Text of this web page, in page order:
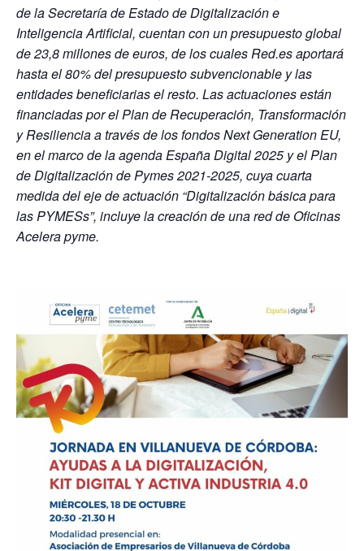
de la Secretaría de Estado de Digitalización e
Inteligencia Artificial, cuentan con un presupuesto global
de 23,8 millones de euros, de los cuales Red.es aportará
hasta el 80% del presupuesto subvencionable y las
entidades beneficiarias el resto. Las actuaciones están
financiadas por el Plan de Recuperación, Transformación
y Resiliencia a través de los fondos Next Generation EU,
en el marco de la agenda España Digital 2025 y el Plan
de Digitalización de Pymes 2021-2025, cuya cuarta
medida del eje de actuación “Digitalización básica para
las PYMESs”, incluye la creación de una red de Oficinas
Acelera pyme.